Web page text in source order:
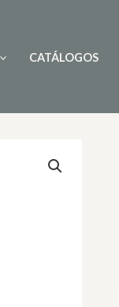
CATÁLOGOS